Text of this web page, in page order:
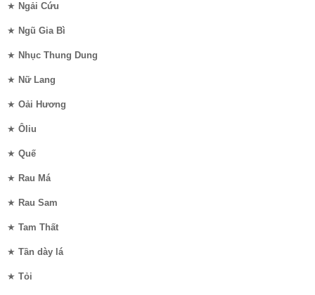
★ Ngải Cứu
★ Ngũ Gia Bì
★ Nhục Thung Dung
★ Nữ Lang
★ Oải Hương
★ Ôliu
★ Quế
★ Rau Má
★ Rau Sam
★ Tam Thất
★ Tần dày lá
★ Tỏi